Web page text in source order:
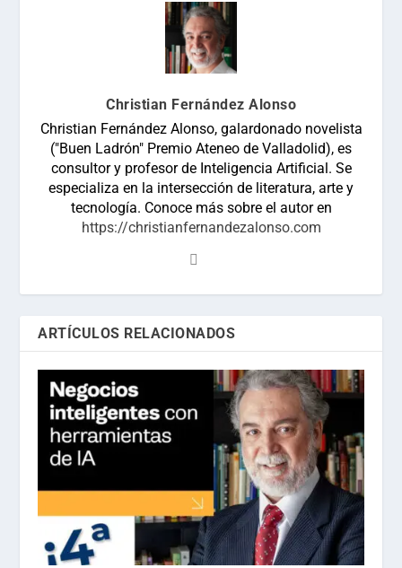
Christian Fernández Alonso
Christian Fernández Alonso, galardonado novelista
("Buen Ladrón" Premio Ateneo de Valladolid), es
consultor y profesor de Inteligencia Artificial. Se
especializa en la intersección de literatura, arte y
tecnología. Conoce más sobre el autor en
https://christianfernandezalonso.com
ARTÍCULOS RELACIONADOS